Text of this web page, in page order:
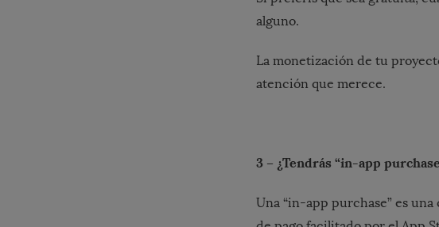
alguno.
La monetización de tu
atención que merece.
3 – ¿Tendrás “in-app
Una “in-app purchase” es